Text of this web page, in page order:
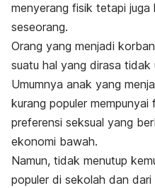
menyerang fisik tetapi juga
seseorang.
Orang yang menjadi korban
suatu hal yang dirasa tidak
Umumnya anak yang
kurang populer
preferensi seksual yang
ekonomi bawah.
Namun, tidak menutup
populer di sekolah dan